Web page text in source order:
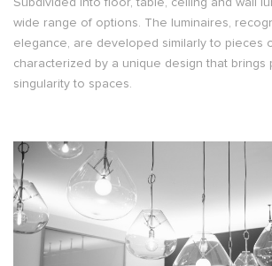
Subdivided into floor, table, ceiling and wall
wide range of options. The luminaires,
elegance, are developed similarly to pieces
characterized by a unique design that brings
singularity to spaces.